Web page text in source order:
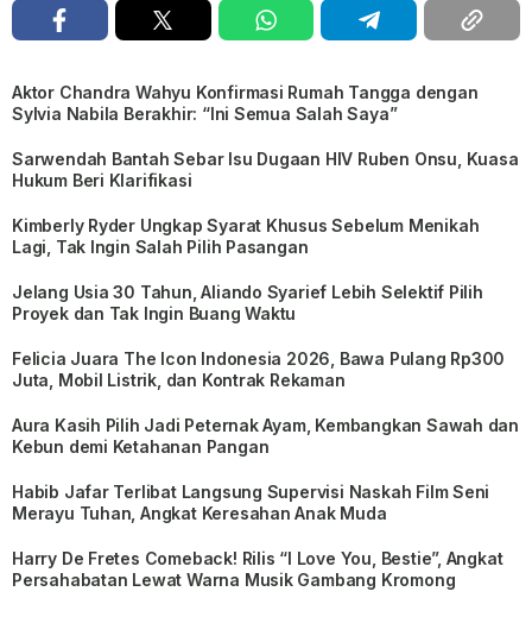
Aktor Chandra Wahyu Konfirmasi Rumah Tangga dengan
Sylvia Nabila Berakhir: “Ini Semua Salah Saya”
Sarwendah Bantah Sebar Isu Dugaan HIV Ruben Onsu, Kuasa
Hukum Beri Klarifikasi
Kimberly Ryder Ungkap Syarat Khusus Sebelum Menikah
Lagi, Tak Ingin Salah Pilih Pasangan
Jelang Usia 30 Tahun, Aliando Syarief Lebih Selektif Pilih
Proyek dan Tak Ingin Buang Waktu
Felicia Juara The Icon Indonesia 2026, Bawa Pulang Rp300
Juta, Mobil Listrik, dan Kontrak Rekaman
Aura Kasih Pilih Jadi Peternak Ayam, Kembangkan Sawah dan
Kebun demi Ketahanan Pangan
Habib Jafar Terlibat Langsung Supervisi Naskah Film Seni
Merayu Tuhan, Angkat Keresahan Anak Muda
Harry De Fretes Comeback! Rilis “I Love You, Bestie”, Angkat
Persahabatan Lewat Warna Musik Gambang Kromong